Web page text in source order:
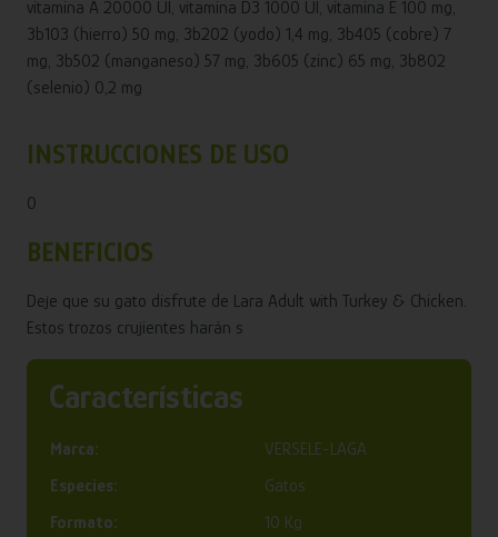
vitamina A 20000 UI, vitamina D3 1000 UI, vitamina E 100 mg,
3b103 (hierro) 50 mg, 3b202 (yodo) 1,4 mg, 3b405 (cobre) 7
mg, 3b502 (manganeso) 57 mg, 3b605 (zinc) 65 mg, 3b802
(selenio) 0,2 mg
INSTRUCCIONES DE USO
0
BENEFICIOS
Deje que su gato disfrute de Lara Adult with Turkey & Chicken.
Estos trozos crujientes harán s
Características
Marca:
VERSELE-LAGA
Especies:
Gatos
Formato:
10 Kg